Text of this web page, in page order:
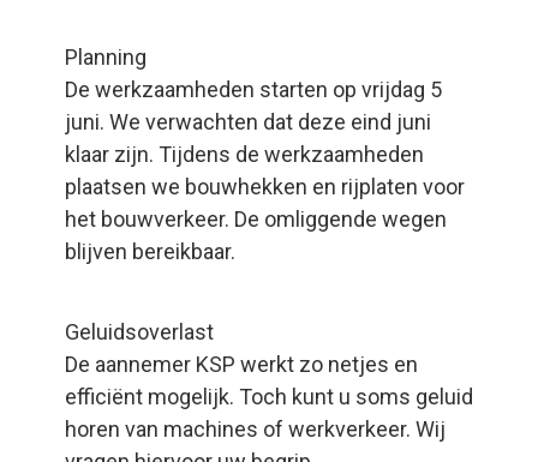
Planning
De werkzaamheden starten op vrijdag 5
juni. We verwachten dat deze eind juni
klaar zijn. Tijdens de werkzaamheden
plaatsen we bouwhekken en rijplaten voor
het bouwverkeer. De omliggende wegen
blijven bereikbaar.
Geluidsoverlast
De aannemer KSP werkt zo netjes en
efficiënt mogelijk. Toch kunt u soms geluid
horen van machines of werkverkeer. Wij